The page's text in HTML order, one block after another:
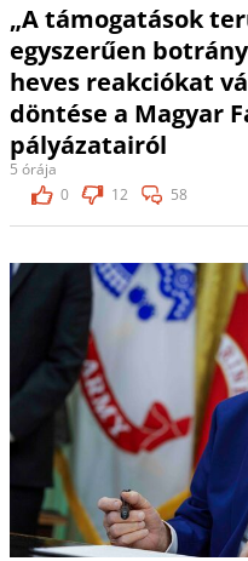
„A támogatások
egyszerűen
heves reakciókat
döntése a Magyar
pályázatairól
5 órája
0
12 58